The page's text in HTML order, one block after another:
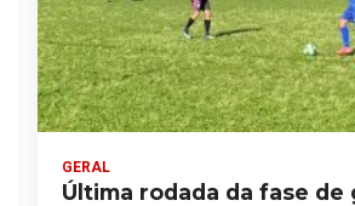
GERAL
Última rodada da fase de